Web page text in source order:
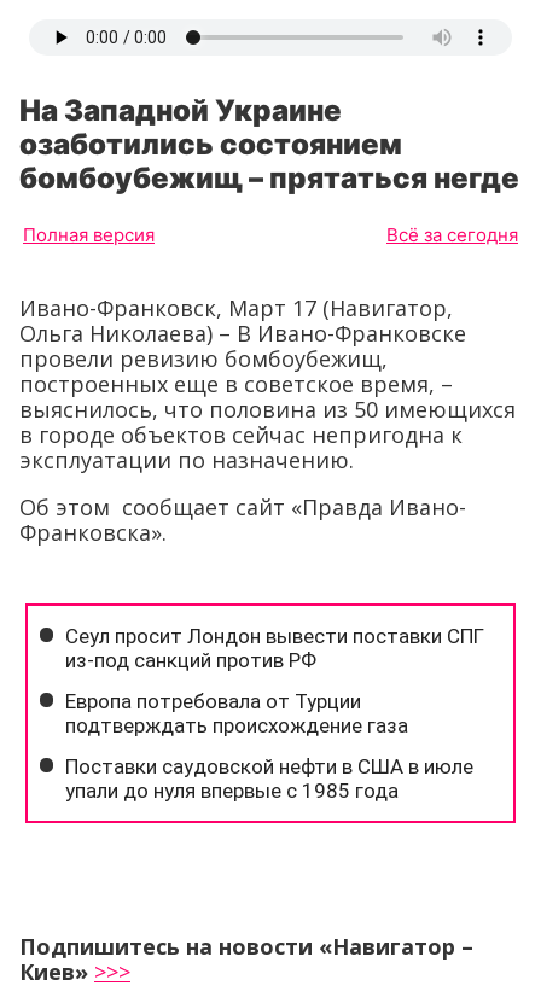
На Западной Украине
озаботились состоянием
бомбоубежищ – прятаться негде
Полная версия Всё за сегодня
Ивано-Франковск, Март 17 (Навигатор,
Ольга Николаева) – В Ивано-Франковске
провели ревизию бомбоубежищ,
построенных еще в советское время, –
выяснилось, что половина из 50 имеющихся
в городе объектов сейчас непригодна к
эксплуатации по назначению.
Об этом сообщает сайт «Правда Ивано-
Франковска».
Подпишитесь на новости «Навигатор –
Киев» >>>